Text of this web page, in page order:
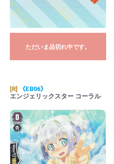
ただいま品切れ中です。
[R]
《EB06》
エンジェリックスター コーラル